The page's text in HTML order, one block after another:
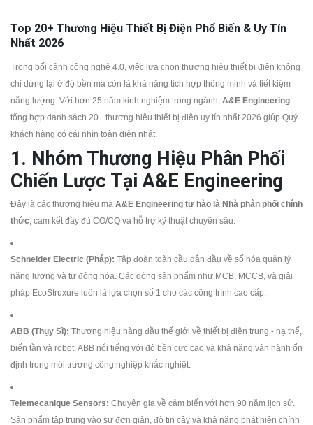
Top 20+ Thương Hiệu Thiết Bị Điện Phổ Biến & Uy Tín
Nhất 2026
Trong bối cảnh công nghệ 4.0, việc lựa chọn thương hiệu thiết bị điện không
chỉ dừng lại ở độ bền mà còn là khả năng tích hợp thông minh và tiết kiệm
năng lượng. Với hơn 25 năm kinh nghiệm trong ngành, A&E Engineering
tổng hợp danh sách 20+ thương hiệu thiết bị điện uy tín nhất 2026 giúp Quý
khách hàng có cái nhìn toàn diện nhất.
1. Nhóm Thương Hiệu Phân Phối
Chiến Lược Tại A&E Engineering
Đây là các thương hiệu mà A&E Engineering tự hào là Nhà phân phối chính
thức , cam kết đầy đủ CO/CQ và hỗ trợ kỹ thuật chuyên sâu.
Schneider Electric (Pháp): Tập đoàn toàn cầu dẫn đầu về số hóa quản lý
năng lượng và tự động hóa. Các dòng sản phẩm như MCB, MCCB, và giải
pháp EcoStruxure luôn là lựa chọn số 1 cho các công trình cao cấp.
ABB (Thụy Sĩ): Thương hiệu hàng đầu thế giới về thiết bị điện trung - hạ thế,
biến tần và robot. ABB nổi tiếng với độ bền cực cao và khả năng vận hành ổn
định trong môi trường công nghiệp khắc nghiệt.
Telemecanique Sensors: Chuyên gia về cảm biến với hơn 90 năm lịch sử.
Sản phẩm tập trung vào sự đơn giản, độ tin cậy và khả năng phát hiện chính